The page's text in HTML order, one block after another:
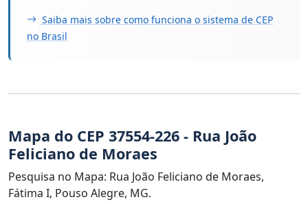
Saiba mais sobre como funciona o sistema de CEP
no Brasil
Mapa do CEP 37554-226 - Rua João
Feliciano de Moraes
Pesquisa no Mapa: Rua João Feliciano de Moraes,
Fátima I, Pouso Alegre, MG.